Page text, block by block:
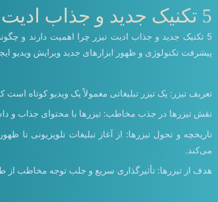
5 تکنیک جدید و جذاب ادیت تیزر
5 تکنیک جدید و جذاب ادیت تیزر چرا اهمیت دارند و چگونه در تبلیغات و معرفی محصولات و
پیشرفت تکنولوژی و ظهور ابزارهای جدید ویرایش
تعریف تیزر: یک تیزر تبلیغاتی معمولاً یک ویدیو
نقش تیزرها در جذب مخاطب: تیزرها با محتوای جذاب و
تاریخچه و تحول تیزرها: از آغاز تبلیغات تلویزیونی
می‌کند.
هدف از تیزرها: تأثیرگذاری سریع و جلب توجه مخاطب